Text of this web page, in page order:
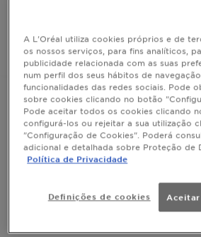
COMPRAR
Resultados
CLOSE SUBPANEL
Uso
CLOSE SUBPANEL
A L'Oréal utiliza cookies próprios e de
os nossos serviços, para fins analíticos,
publicidade relacionada com as suas
num perfil dos seus hábitos de
funcionalidades das redes sociais. Pode
sobre cookies clicando no botão
Pode aceitar todos os cookies clicando
configurá-los ou rejeitar a sua utilização
"Configuração de Cookies". Poderá
adicional e detalhada sobre Proteção de
Política de Privacidade
Definições de cookies